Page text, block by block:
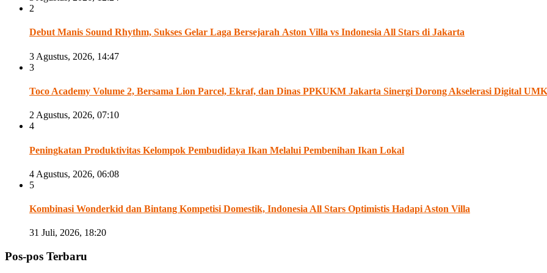
2
Debut Manis Sound Rhythm, Sukses Gelar Laga Bersejarah Aston Villa vs Indonesia All Stars di Jakarta
3 Agustus, 2026, 14:47
3
Toco Academy Volume 2, Bersama Lion Parcel, Ekraf, dan Dinas PPKUKM Jakarta Sinergi Dorong Akselerasi Digital
2 Agustus, 2026, 07:10
4
Peningkatan Produktivitas Kelompok Pembudidaya Ikan Melalui Pembenihan Ikan Lokal
4 Agustus, 2026, 06:08
5
Kombinasi Wonderkid dan Bintang Kompetisi Domestik, Indonesia All Stars Optimistis Hadapi Aston Villa
31 Juli, 2026, 18:20
Pos-pos Terbaru